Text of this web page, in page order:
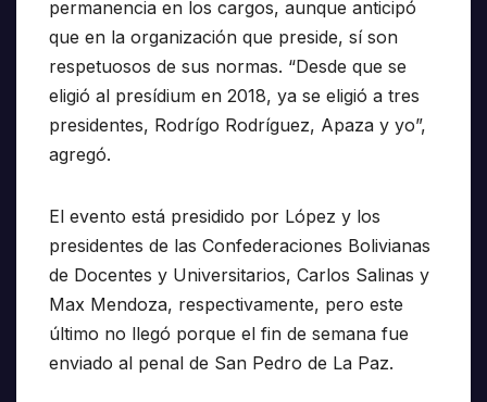
permanencia en los cargos, aunque anticipó
que en la organización que preside, sí son
respetuosos de sus normas. “Desde que se
eligió al presídium en 2018, ya se eligió a tres
presidentes, Rodrígo Rodríguez, Apaza y yo”,
agregó.
El evento está presidido por López y los
presidentes de las Confederaciones Bolivianas
de Docentes y Universitarios, Carlos Salinas y
Max Mendoza, respectivamente, pero este
último no llegó porque el fin de semana fue
enviado al penal de San Pedro de La Paz.